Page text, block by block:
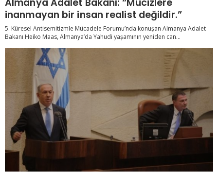
Almanya Adalet Bakanı: “Mucizlere
inanmayan bir insan realist değildir.”
5. Küresel Antisemitizmle Mücadele Forumu’nda konuşan Almanya Adalet
Bakanı Heiko Maas, Almanya’da Yahudi yaşamının yeniden can...